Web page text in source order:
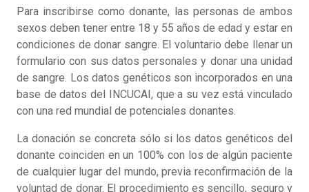
Para inscribirse como donante, las personas de ambos
sexos deben tener entre 18 y 55 años de edad y estar en
condiciones de donar sangre. El voluntario debe llenar un
formulario con sus datos personales y donar una unidad
de sangre. Los datos genéticos son incorporados en una
base de datos del INCUCAI, que a su vez está vinculado
con una red mundial de potenciales donantes.
La donación se concreta sólo si los datos genéticos del
donante coinciden en un 100% con los de algún paciente
de cualquier lugar del mundo, previa reconfirmación de la
voluntad de donar. El procedimiento es sencillo, seguro y